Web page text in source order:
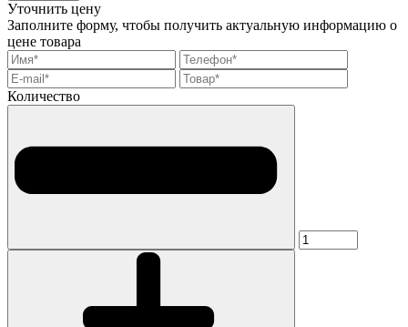
Уточнить цену
Заполните форму, чтобы получить актуальную информацию о
цене товара
Количество